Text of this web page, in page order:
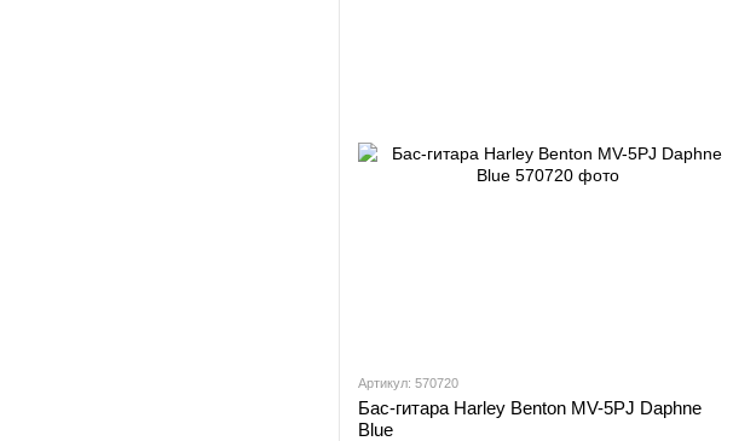
Артикул: 570720
Бас-гитара Harley Benton MV-5PJ Daphne
Blue